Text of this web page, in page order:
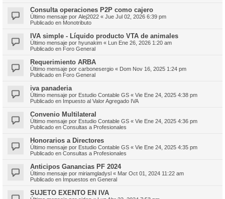
Consulta operaciones P2P como cajero
Último mensaje por Alej2022 « Jue Jul 02, 2026 6:39 pm
Publicado en Monotributo
IVA simple - Líquido producto VTA de animales
Último mensaje por hyunakim « Lun Ene 26, 2026 1:20 am
Publicado en Foro General
Requerimiento ARBA
Último mensaje por carbonesergio « Dom Nov 16, 2025 1:24 pm
Publicado en Foro General
iva panaderia
Último mensaje por Estudio Contable GS « Vie Ene 24, 2025 4:38 pm
Publicado en Impuesto al Valor Agregado IVA
Convenio Multilateral
Último mensaje por Estudio Contable GS « Vie Ene 24, 2025 4:36 pm
Publicado en Consultas a Profesionales
Honorarios a Directores
Último mensaje por Estudio Contable GS « Vie Ene 24, 2025 4:35 pm
Publicado en Consultas a Profesionales
Anticipos Ganancias PF 2024
Último mensaje por miriamgladysl « Mar Oct 01, 2024 11:22 am
Publicado en Impuestos en General
SUJETO EXENTO EN IVA